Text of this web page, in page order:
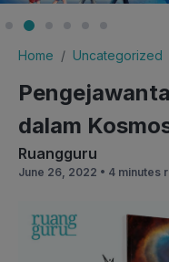
Home Uncategorized
dalam
Ruangguru
June 26, 2022 • 4 minutes